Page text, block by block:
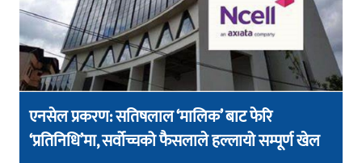
एनसेल प्रकरण: सतिषलाल ‘मालिक’ बाट फेरि
‘प्रतिनिधि’मा, सर्वोच्चको फैसलाले हल्लायो सम्पूर्ण खेल